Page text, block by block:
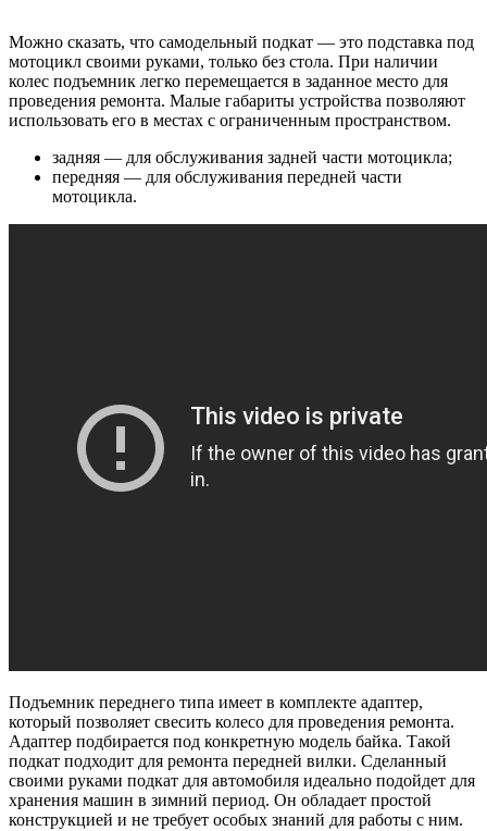
Можно сказать, что самодельный подкат — это подставка под
мотоцикл своими руками, только без стола. При наличии
колес подъемник легко перемещается в заданное место для
проведения ремонта. Малые габариты устройства позволяют
использовать его в местах с ограниченным пространством.
задняя — для обслуживания задней части мотоцикла;
передняя — для обслуживания передней части
мотоцикла.
Подъемник переднего типа имеет в комплекте адаптер,
который позволяет свесить колесо для проведения ремонта.
Адаптер подбирается под конкретную модель байка. Такой
подкат подходит для ремонта передней вилки. Сделанный
своими руками подкат для автомобиля идеально подойдет для
хранения машин в зимний период. Он обладает простой
конструкцией и не требует особых знаний для работы с ним.